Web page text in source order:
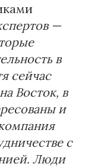
—
в
сейчас
Восток, в
и
с
Люди